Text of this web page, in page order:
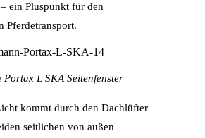
ein Pluspunkt für den
Pferdetransport.
Portax L SKA Seitenfenster
kommt durch den Dachlüfter
seitlichen von außen